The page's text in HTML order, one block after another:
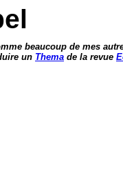
beaucoup de mes
un Thema de la revue